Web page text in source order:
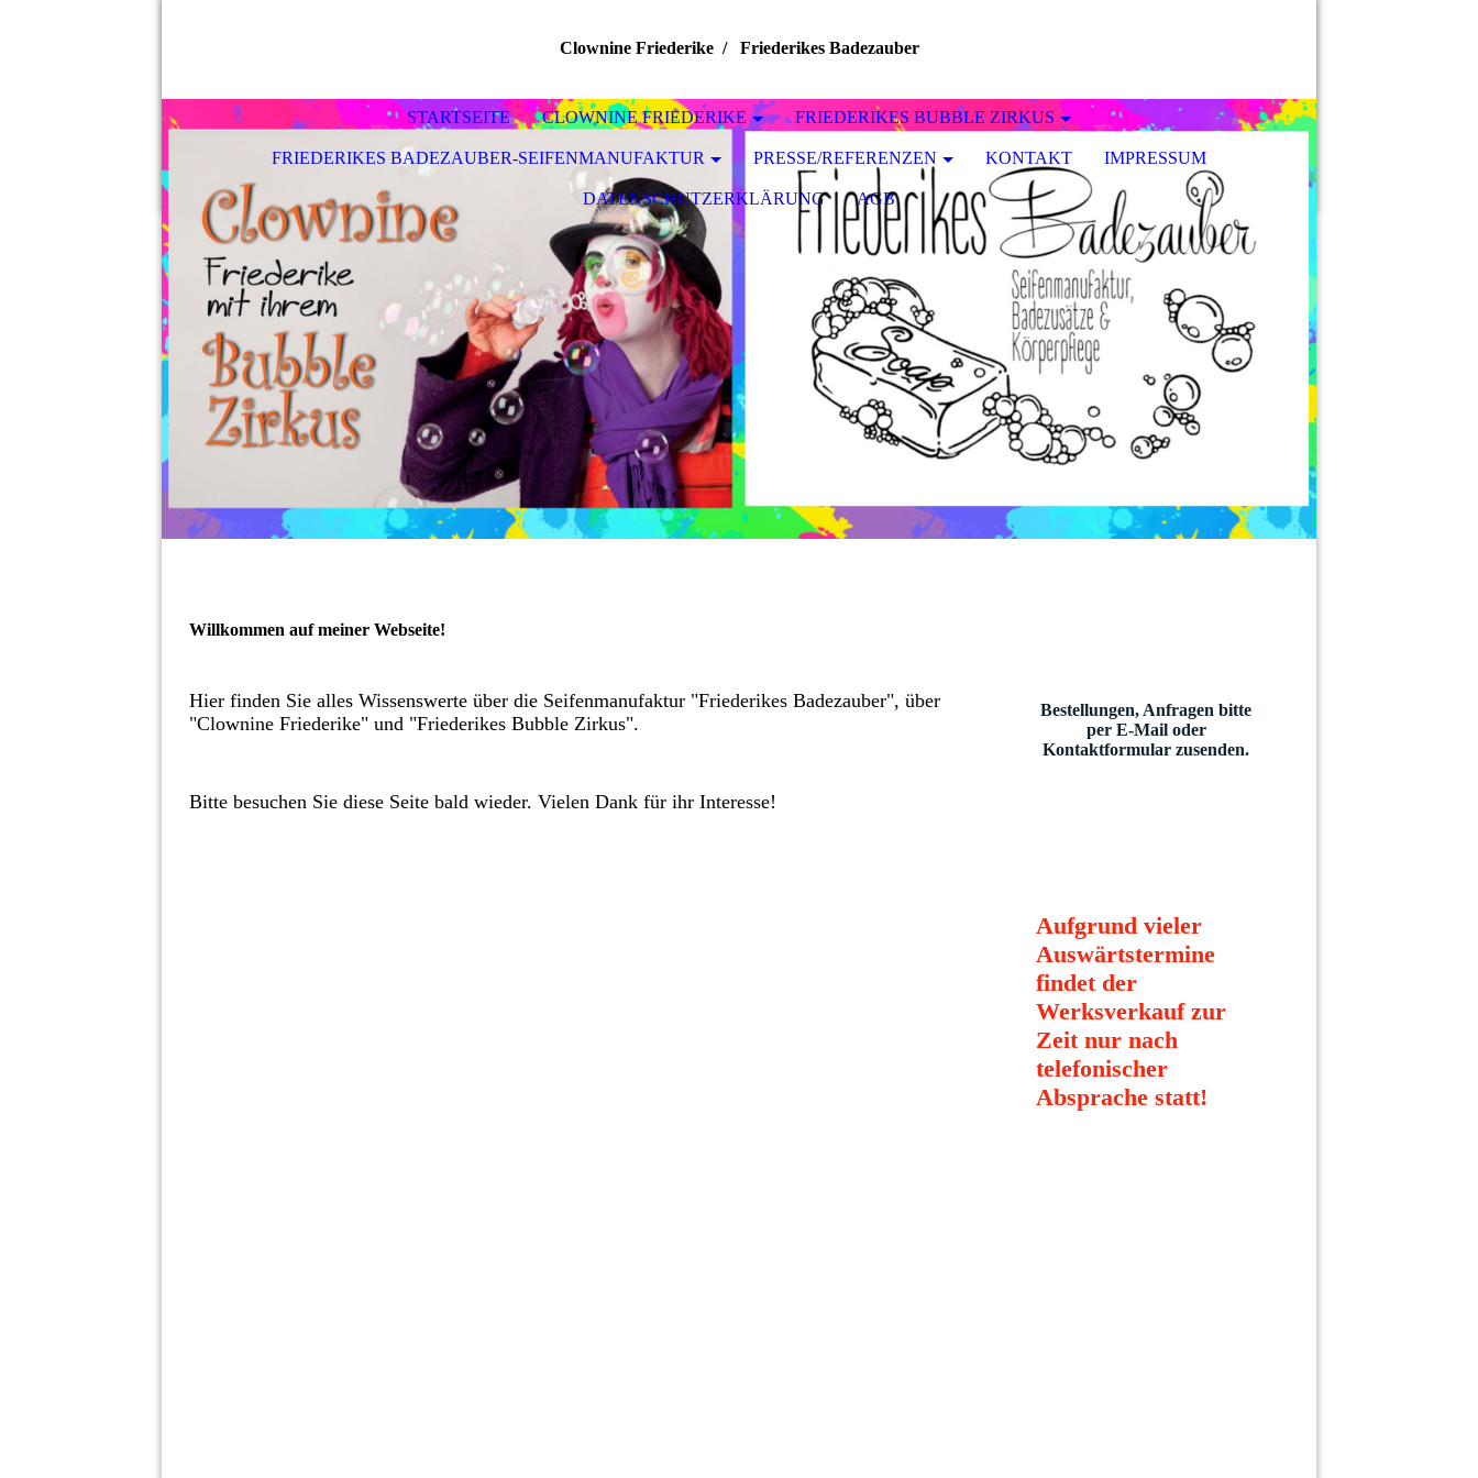
Clownine Friederike / Friederikes Badezauber
STARTSEITE CLOWNINE FRIEDERIKE FRIEDERIKES BUBBLE ZIRKUS
FRIEDERIKES BADEZAUBER-SEIFENMANUFAKTUR PRESSE/REFERENZEN KONTAKT IMPRESSUM
DATENSCHUTZERKLÄRUNG AGB
Willkommen auf meiner Webseite!
Hier finden Sie alles Wissenswerte über die Seifenmanufaktur "Friederikes Badezauber", über
"Clownine Friederike" und "Friederikes Bubble Zirkus".
Bitte besuchen Sie diese Seite bald wieder. Vielen Dank für ihr Interesse!
Bestellungen, Anfragen bitte
per E-Mail oder
Kontaktformular zusenden.
Aufgrund vieler
Auswärtstermine
findet der
Werksverkauf zur
Zeit nur nach
telefonischer
Absprache statt!